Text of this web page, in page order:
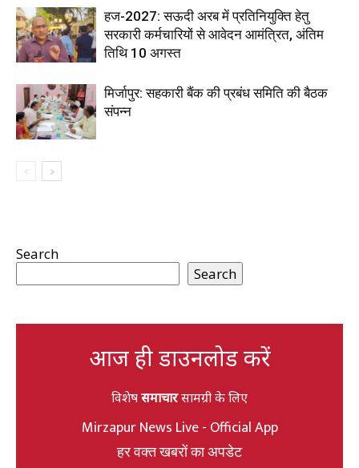
हज-2027: सऊदी अरब में प्रतिनियुक्ति हेतु
सरकारी कर्मचारियों से आवेदन आमंत्रित, अंतिम
तिथि 10 अगस्त
मिर्जापुर: सहकारी बैंक की प्रबंध समिति की बैठक
संपन्न
Search
Search
आज ही डाउनलोड करें
विशेषसमाचारसामग्री के लिए
Mirzapur News Live - Official App
हर वक्त खबरों का अपडेट